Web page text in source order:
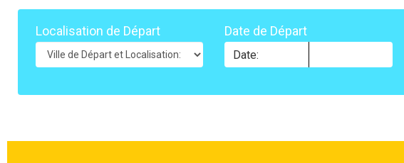
Localisation de Départ Date de Départ